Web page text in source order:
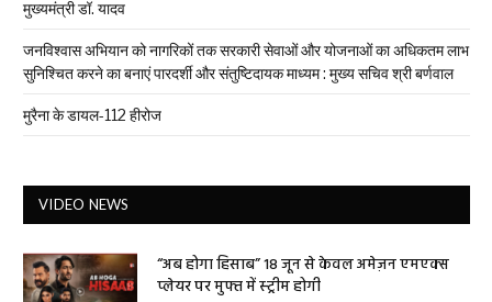
मुख्यमंत्री डॉ. यादव
जनविश्वास अभियान को नागरिकों तक सरकारी सेवाओं और योजनाओं का अधिकतम लाभ
सुनिश्चित करने का बनाएं पारदर्शी और संतुष्टिदायक माध्यम : मुख्य सचिव श्री बर्णवाल
मुरैना के डायल-112 हीरोज
VIDEO NEWS
“अब होगा हिसाब” 18 जून से केवल अमेज़न एमएक्स
प्लेयर पर मुफ्त में स्ट्रीम होगी